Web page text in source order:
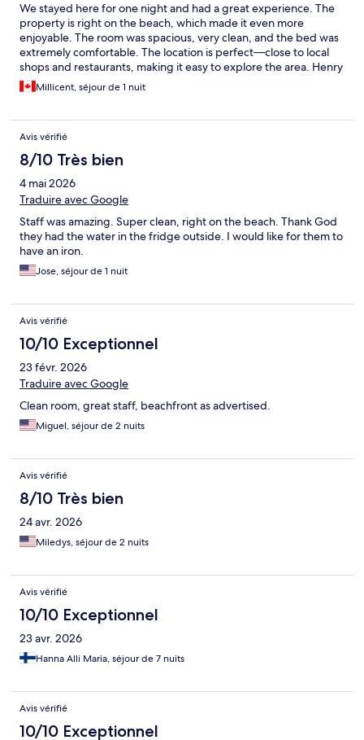
We stayed here for one night and had a great experience. The
property is right on the beach, which made it even more
enjoyable. The room was spacious, very clean, and the bed was
extremely comfortable. The location is perfect—close to local
shops and restaurants, making it easy to explore the area. Henry
was especially helpful during check-in, providing clear
directions and useful information. Highly recommended place
Millicent, séjour de 1 nuit
Avis vérifié
8/10 Très bien
4 mai 2026
Traduire avec Google
Staff was amazing. Super clean, right on the beach. Thank God
they had the water in the fridge outside. I would like for them to
have an iron.
Jose, séjour de 1 nuit
Avis vérifié
10/10 Exceptionnel
23 févr. 2026
Traduire avec Google
Clean room, great staff, beachfront as advertised.
Miguel, séjour de 2 nuits
Avis vérifié
8/10 Très bien
24 avr. 2026
Miledys, séjour de 2 nuits
Avis vérifié
10/10 Exceptionnel
23 avr. 2026
Hanna Alli Maria, séjour de 7 nuits
Avis vérifié
10/10 Exceptionnel